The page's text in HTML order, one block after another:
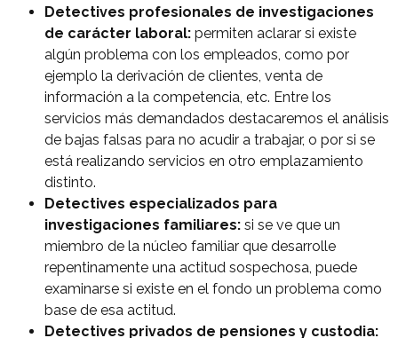
Detectives profesionales de investigaciones
de carácter laboral: permiten aclarar si existe
algún problema con los empleados, como por
ejemplo la derivación de clientes, venta de
información a la competencia, etc. Entre los
servicios más demandados destacaremos el análisis
de bajas falsas para no acudir a trabajar, o por si se
está realizando servicios en otro emplazamiento
distinto.
Detectives especializados para
investigaciones familiares: si se ve que un
miembro de la núcleo familiar que desarrolle
repentinamente una actitud sospechosa, puede
examinarse si existe en el fondo un problema como
base de esa actitud.
Detectives privados de pensiones y custodia: